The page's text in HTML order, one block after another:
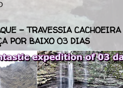
- TRAVESSIA
POR BAIXO 03 DIAS